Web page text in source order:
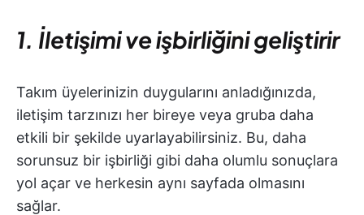
1. İletişimi ve işbirliğini geliştirir
Takım üyelerinizin duygularını anladığınızda,
iletişim tarzınızı her bireye veya gruba daha
etkili bir şekilde uyarlayabilirsiniz. Bu, daha
sorunsuz bir işbirliği gibi daha olumlu sonuçlara
yol açar ve herkesin aynı sayfada olmasını
sağlar.